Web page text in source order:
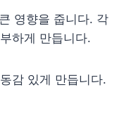
영향을 줍니다. 각
하게 만듭니다.
감 있게 만듭니다.